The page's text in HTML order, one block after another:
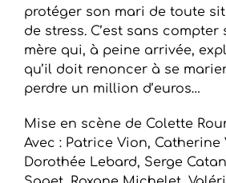
protéger son mari de toute
de stress. C’est sans
mère qui, à peine arrivée,
qu’il doit renoncer à se
perdre un million d’euros…
Mise en scène de Colette
Avec : Patrice Vion, Catherine
Dorothée Lebard, Serge